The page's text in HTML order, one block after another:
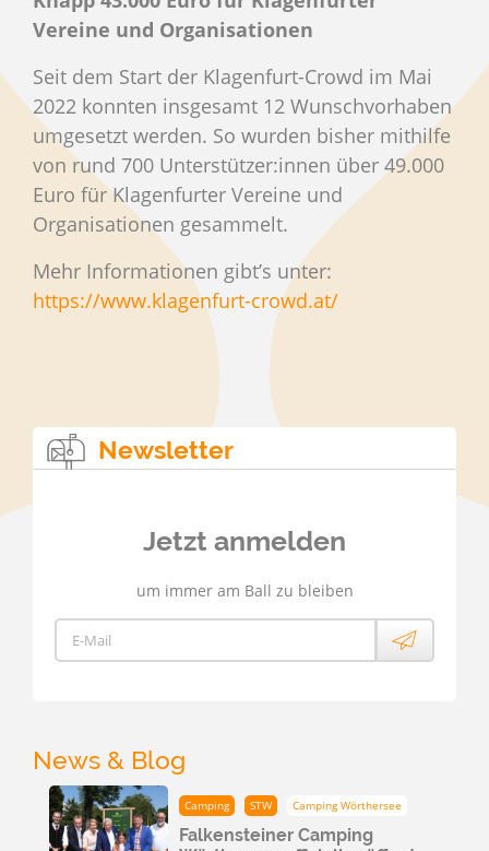
Vereine und Organisationen
Seit dem Start der Klagenfurt-Crowd im Mai
2022 konnten insgesamt 12 Wunschvorhaben
umgesetzt werden. So wurden bisher mithilfe
von rund 700 Unterstützer:innen über 49.000
Euro für Klagenfurter Vereine und
Organisationen gesammelt.
Mehr Informationen gibt’s unter:
https://www.klagenfurt-crowd.at/
Newsletter
Jetzt anmelden
um immer am Ball zu bleiben
E-Mail
News & Blog
Camping STW Camping Wörthersee
Falkensteiner Camping